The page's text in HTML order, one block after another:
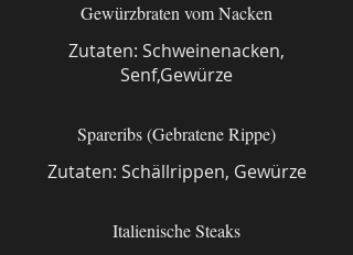
Gewürzbraten vom Nacken
Zutaten: Schweinenacken,
Senf,Gewürze
Spareribs (Gebratene Rippe)
Zutaten: Schällrippen, Gewürze
Italienische Steaks